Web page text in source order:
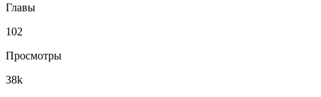
Главы
102
Просмотры
38k